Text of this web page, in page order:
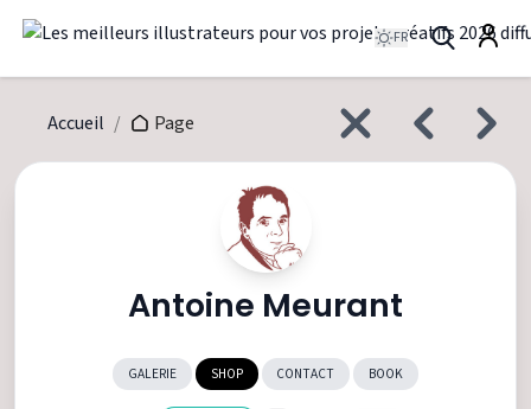
FR
Accueil / Page
Antoine Meurant
GALERIE SHOP CONTACT BOOK